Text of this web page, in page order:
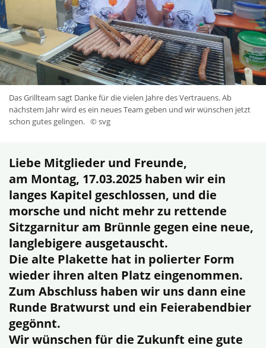
Das Grillteam sagt Danke für die vielen Jahre des Vertrauens. Ab
nächstem Jahr wird es ein neues Team geben und wir wünschen jetzt
schon gutes gelingen. © svg
Liebe Mitglieder und Freunde,
am Montag, 17.03.2025 haben wir ein
langes Kapitel geschlossen, und die
morsche und nicht mehr zu rettende
Sitzgarnitur am Brünnle gegen eine neue,
langlebigere ausgetauscht.
Die alte Plakette hat in polierter Form
wieder ihren alten Platz eingenommen.
Zum Abschluss haben wir uns dann eine
Runde Bratwurst und ein Feierabendbier
gegönnt.
Wir wünschen für die Zukunft eine gute